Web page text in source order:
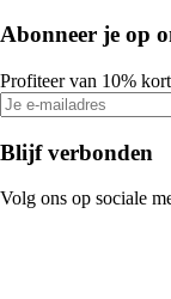
Abonneer je op
Profiteer van 10%
Blijf verbonden
Volg ons op sociale